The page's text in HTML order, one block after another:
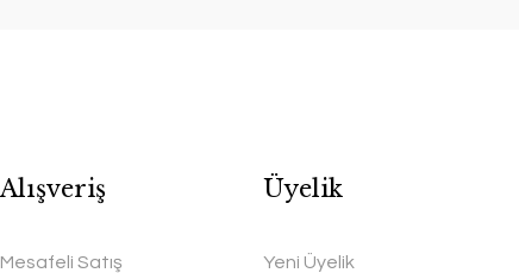
Alışveriş
Mesafeli Satış
Üyelik
Yeni Üyelik